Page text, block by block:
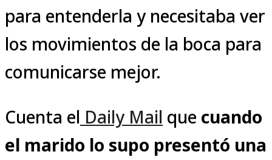
para entenderla y necesitaba ver
los movimientos de la boca para
comunicarse mejor.
Cuenta el Daily Mail que cuando
el marido lo supo presentó una